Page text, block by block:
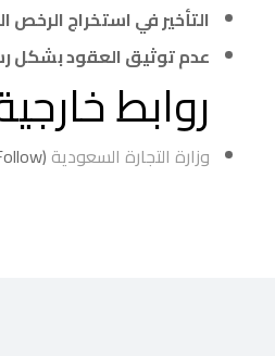
التأخير في استخراج الرخص
عدم توثيق العقود
روابط
وزارة التجارة السعودية (DoFollow)